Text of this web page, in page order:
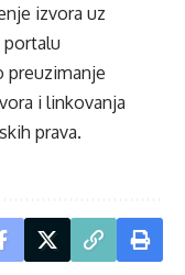
izvora uz
portalu
preuzimanje
i linkovanja
prava.